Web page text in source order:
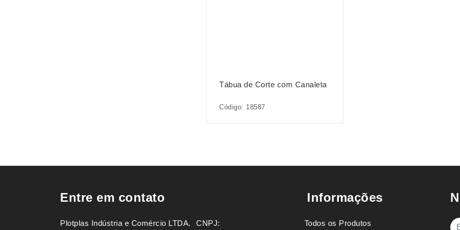
Tábua de Corte com Canaleta
Código: 18587
Entre em contato
Plotplas Indústria e Comércio LTDA. ㅤㅤㅤ CNPJ:
Informações
Todos os Produtos E-